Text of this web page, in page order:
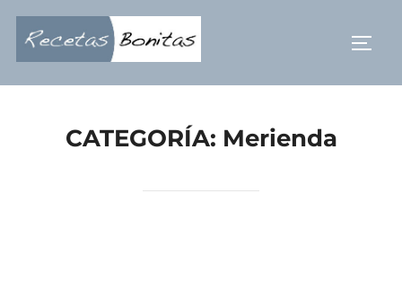
Saltar
contenido
CATEGORÍA: Merienda